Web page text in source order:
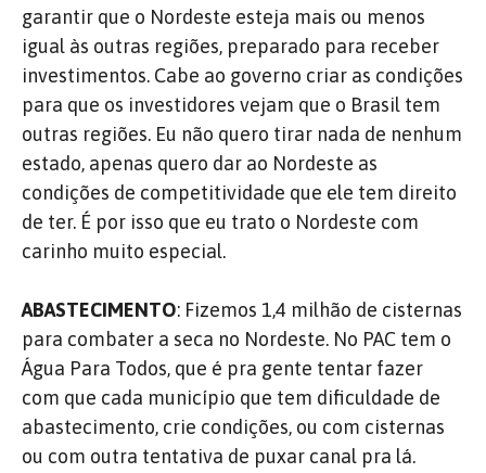
garantir que o Nordeste esteja mais ou menos
igual às outras regiões, preparado para receber
investimentos. Cabe ao governo criar as condições
para que os investidores vejam que o Brasil tem
outras regiões. Eu não quero tirar nada de nenhum
estado, apenas quero dar ao Nordeste as
condições de competitividade que ele tem direito
de ter. É por isso que eu trato o Nordeste com
carinho muito especial.
ABASTECIMENTO: Fizemos 1,4 milhão de cisternas
para combater a seca no Nordeste. No PAC tem o
Água Para Todos, que é pra gente tentar fazer
com que cada município que tem dificuldade de
abastecimento, crie condições, ou com cisternas
ou com outra tentativa de puxar canal pra lá.